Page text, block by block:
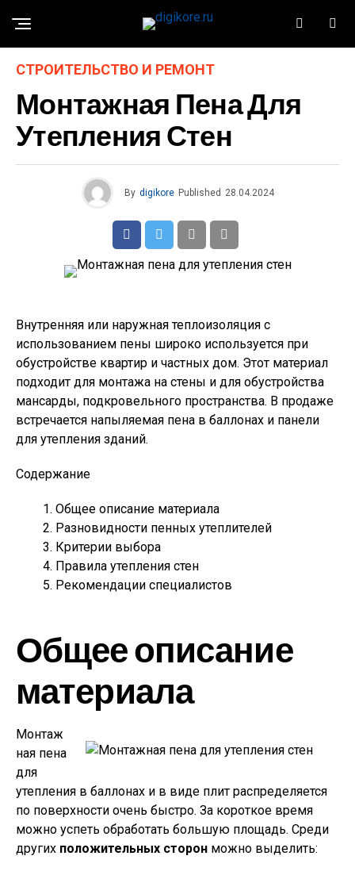
СТРОИТЕЛЬСТВО И РЕМОНТ
Монтажная Пена Для
Утепления Стен
By digikore Published 28.04.2024
Внутренняя или наружная теплоизоляция с
использованием пены широко используется при
обустройстве квартир и частных дом. Этот материал
подходит для монтажа на стены и для обустройства
мансарды, подкровельного пространства. В продаже
встречается напыляемая пена в баллонах и панели
для утепления зданий.
Содержание
Общее описание материала
Разновидности пенных утеплителей
Критерии выбора
Правила утепления стен
Рекомендации специалистов
Общее описание
материала
Монтаж
ная пена
для
утепления в баллонах и в виде плит распределяется
по поверхности очень быстро. За короткое время
можно успеть обработать большую площадь. Среди
других положительных сторон можно выделить: